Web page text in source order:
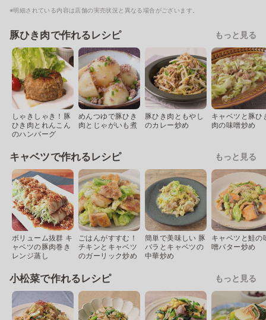
※明細されている内容は店舗の実売状況と異なる場合がございます。
豚ひき肉で作れるレシピ もっと見る
しゃきしゃき！豚
ひき肉とれんこん
のハンバーグ
めんつゆで豚ひき
肉とじゃがいも煮
豚ひき肉ともやし
のカレー炒め
キャベツと豚ひ
肉の味噌炒め
キャベツで作れるレシピ もっと見る
ボリューム抜群 キ
ャベツの豚肉巻き
レンジ蒸し
ごはんがすすむ！
チキンとキャベツ
のガーリック炒め
簡単で美味しい 豚
バラとキャベツの
中華炒め
キャベツと鮭の
噌バター炒め
小松菜で作れるレシピ もっと見る